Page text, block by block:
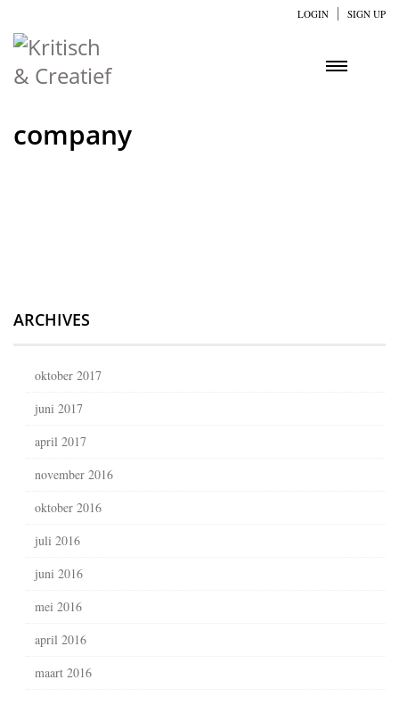
LOGIN SIGN UP
company
ARCHIVES
oktober 2017
juni 2017
april 2017
november 2016
oktober 2016
juli 2016
juni 2016
mei 2016
april 2016
maart 2016